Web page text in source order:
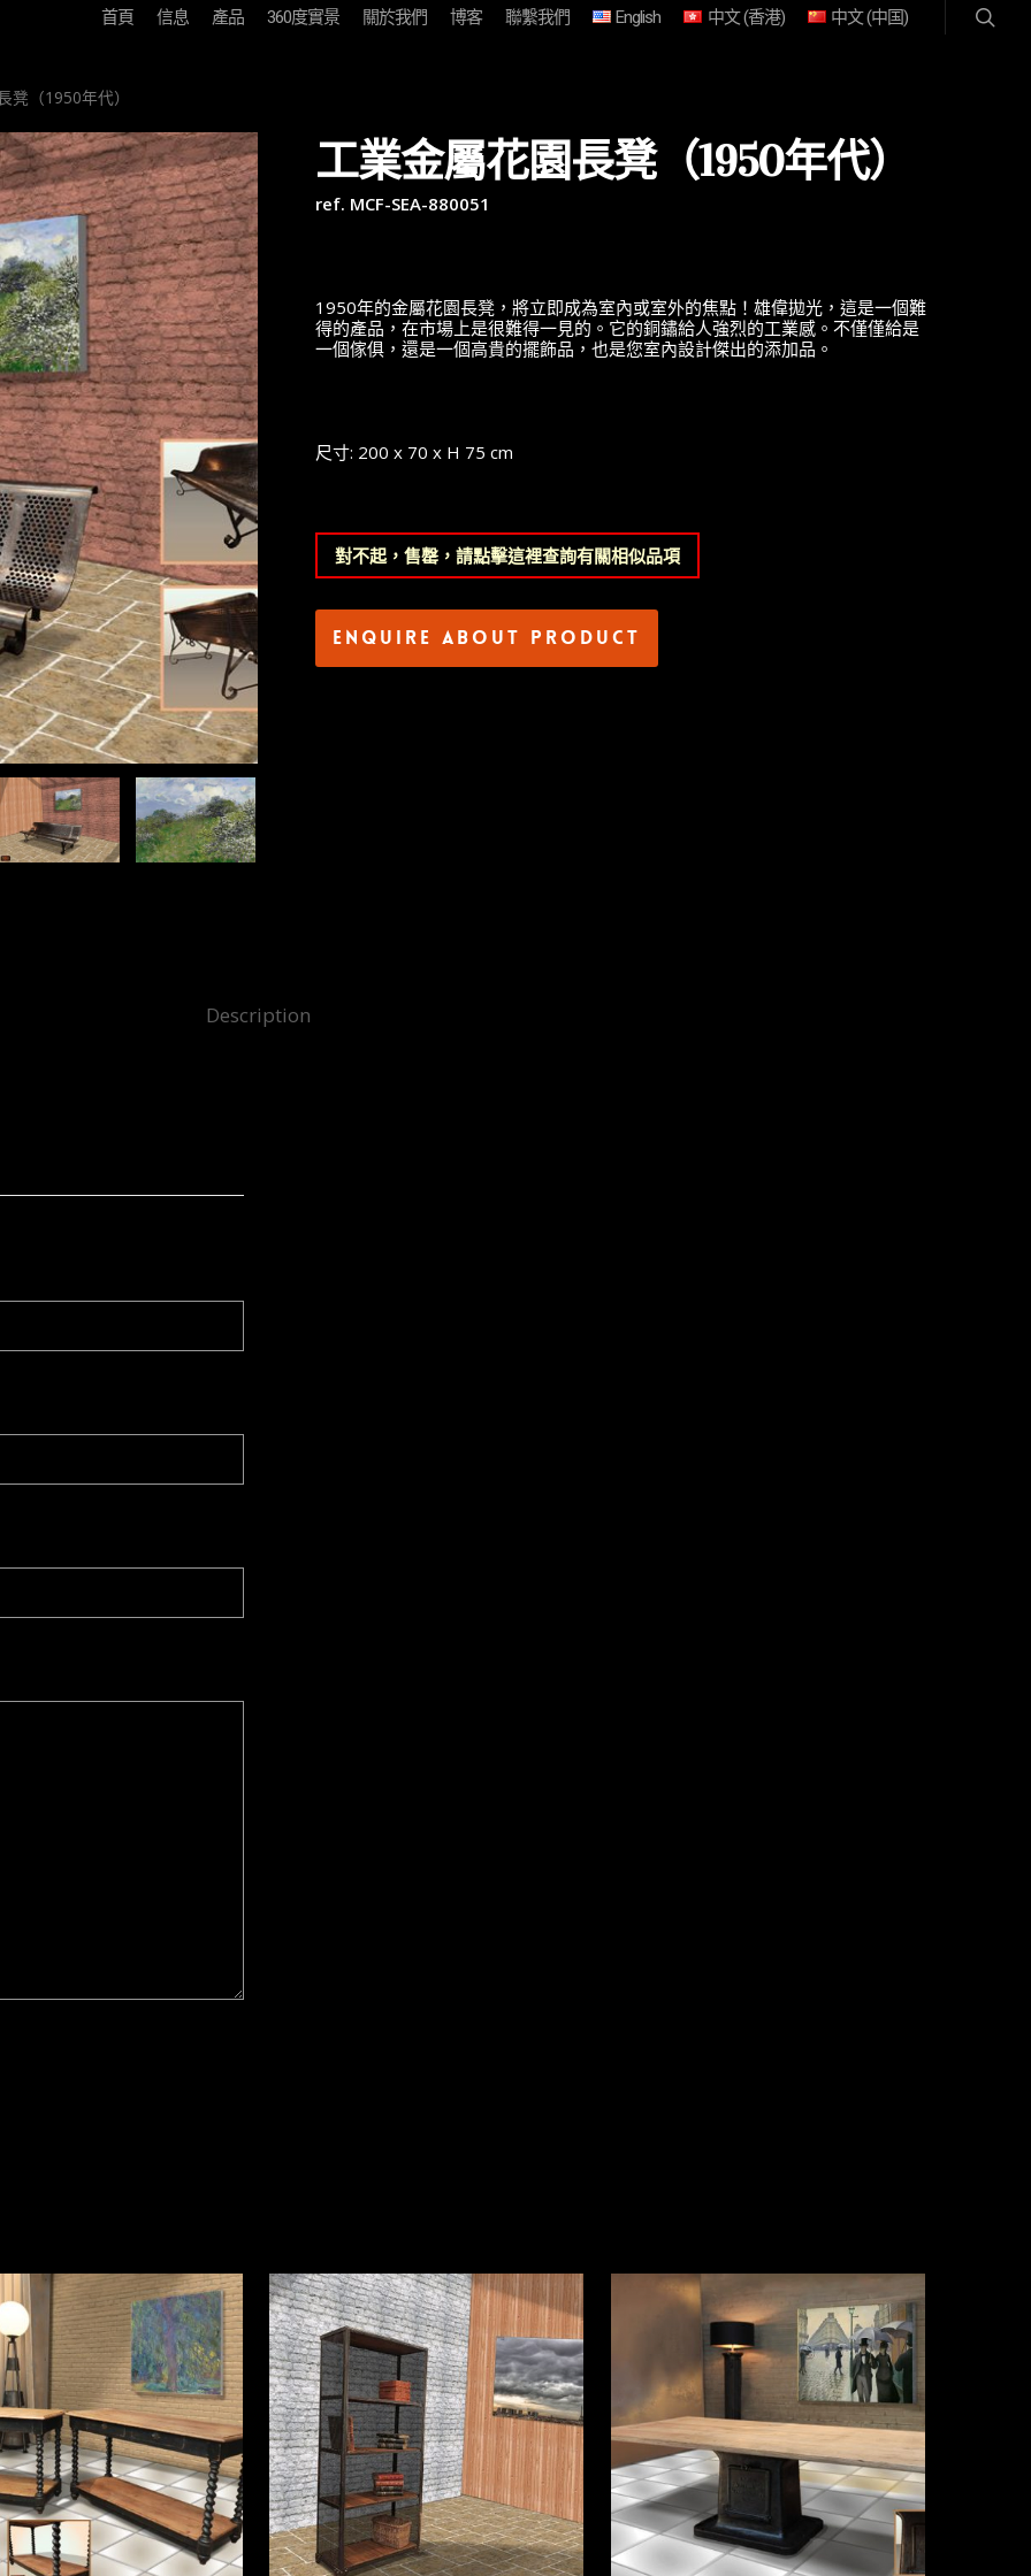
首頁 信息 產品 360度實景 關於我們 博客 聯繫我們 English 中文 (香港) 中文 (中国)
（1950年代）
工業金屬花園長凳（1950年代）
ref. MCF-SEA-880051
1950年的金屬花園長凳，將立即成為室內或室外的焦點！雄偉拋光，這是一個難
得的產品，在市場上是很難得一見的。它的銅鏽給人強烈的工業感。不僅僅給是
一個傢俱，還是一個高貴的擺飾品，也是您室內設計傑出的添加品。
尺寸: 200 x 70 x H 75 cm
對不起，售罄，請點擊這裡查詢有關相似品項
Enquire about product
Description